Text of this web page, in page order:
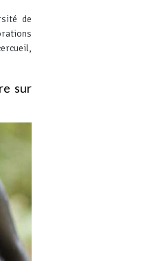
de
sur